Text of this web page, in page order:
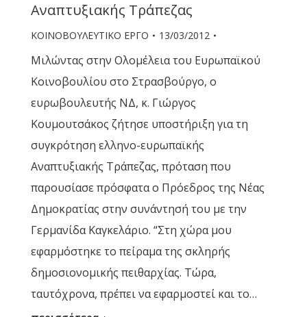
Αναπτυξιακής Τράπεζας
ΚΟΙΝΟΒΟΥΛΕΥΤΙΚΟ ΕΡΓΟ 13/03/2012
Μιλώντας στην Ολομέλεια του Ευρωπαϊκού
Κοινοβουλίου στο Στρασβούργο, ο
ευρωβουλευτής ΝΔ, κ. Γιώργος
Κουμουτσάκος ζήτησε υποστήριξη για τη
συγκρότηση ελληνο-ευρωπαϊκής
Αναπτυξιακής Τράπεζας, πρόταση που
παρουσίασε πρόσφατα ο Πρόεδρος της Νέας
Δημοκρατίας στην συνάντησή του με την
Γερμανίδα Καγκελάριο. “Στη χώρα μου
εφαρμόστηκε το πείραμα της σκληρής
δημοσιονομικής πειθαρχίας. Τώρα,
ταυτόχρονα, πρέπει να εφαρμοστεί και το…